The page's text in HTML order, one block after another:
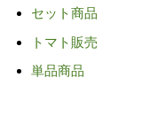
セット商品
トマト販売
単品商品